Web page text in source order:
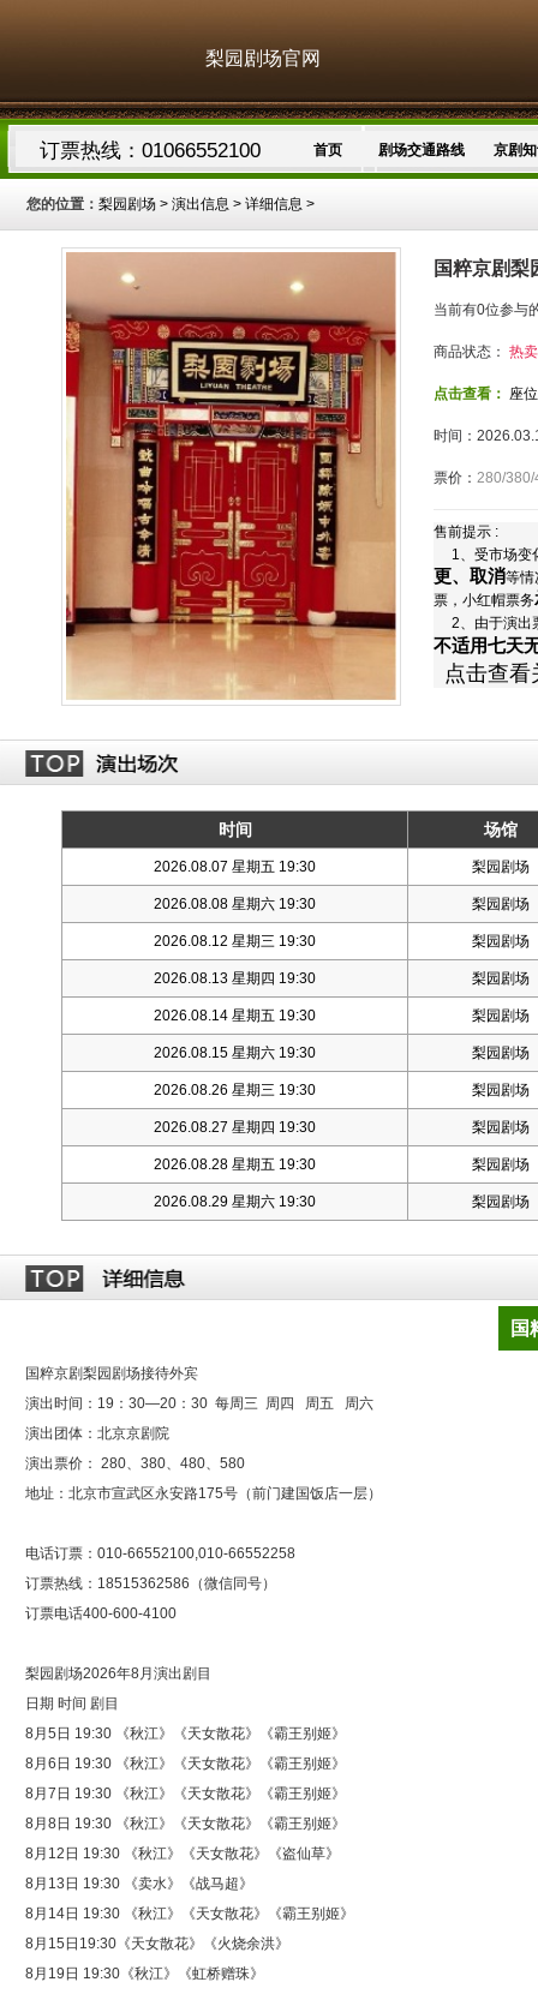
梨园剧场官网
订票热线：01066552100 首页 剧场交通路线 京剧
您的位置： 梨园剧场 > 演出信息 > 详细信息 >
国粹京剧梨
当前有0位参与
商品状态： 热卖
点击查看： 座
时间：
票价： 280/
售前提示 :
1、受市场变
更、取消等情
票，小红帽票务
2、由于演出
不适用七天
点击查
时间 场馆
2026.08.07 星期五 19:30 梨园剧场
2026.08.08 星期六 19:30 梨园剧场
2026.08.12 星期三 19:30 梨园剧场
2026.08.13 星期四 19:30 梨园剧场
2026.08.14 星期五 19:30 梨园剧场
2026.08.15 星期六 19:30 梨园剧场
2026.08.26 星期三 19:30 梨园剧场
2026.08.27 星期四 19:30 梨园剧场
2026.08.28 星期五 19:30 梨园剧场
2026.08.29 星期六 19:30 梨园剧场
国
国粹京剧梨园剧场接待外宾
演出时间：19：30—20：30 每周三 周四 周五 周六
演出团体：北京京剧院
演出票价： 280、380、480、580
地址：北京市宣武区永安路175号（前门建国饭店一层）
电话订票：010-66552100,010-66552258
订票热线：18515362586（微信同号）
订票电话400-600-4100
梨园剧场2026年8月演出剧目
日期 时间 剧目
8月5日 19:30 《秋江》《天女散花》《霸王别姬》
8月6日 19:30 《秋江》《天女散花》《霸王别姬》
8月7日 19:30 《秋江》《天女散花》《霸王别姬》
8月8日 19:30 《秋江》《天女散花》《霸王别姬》
8月12日 19:30 《秋江》《天女散花》《盗仙草》
8月13日 19:30 《卖水》《战马超》
8月14日 19:30 《秋江》《天女散花》《霸王别姬》
8月15日19:30《天女散花》《火烧余洪》
8月19日 19:30《秋江》《虹桥赠珠》